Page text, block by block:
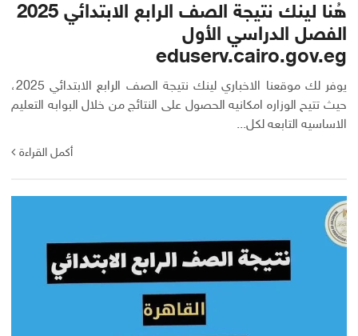
هُنا لينك نتيجة الصف الرابع الابتدائي 2025
الفصل الدراسي الأول
eduserv.cairo.gov.eg
يوفر لك موقعنا الاخباري لينك نتيجة الصف الرابع الابتدائي 2025،
حيث تتيح الوزاره امكانيه الحصول على النتائج من خلال البوابه التعليم
الاساسيه التابعه لكل...
أكمل القراءة